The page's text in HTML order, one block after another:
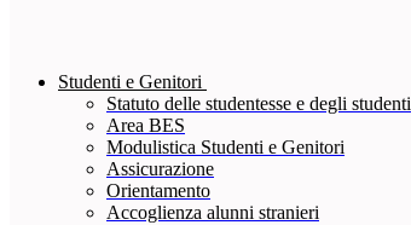
Studenti e Genitori
Statuto delle studentesse e degli studenti
Area BES
Modulistica Studenti e Genitori
Assicurazione
Orientamento
Accoglienza alunni stranieri